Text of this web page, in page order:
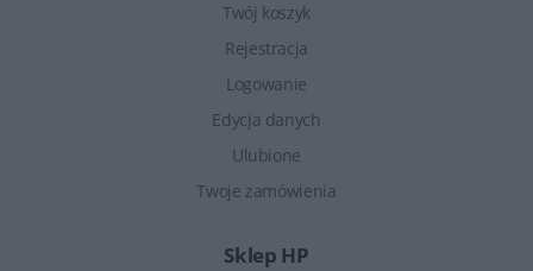
Twój koszyk
Rejestracja
Logowanie
Edycja danych
Ulubione
Twoje zamówienia
Sklep HP